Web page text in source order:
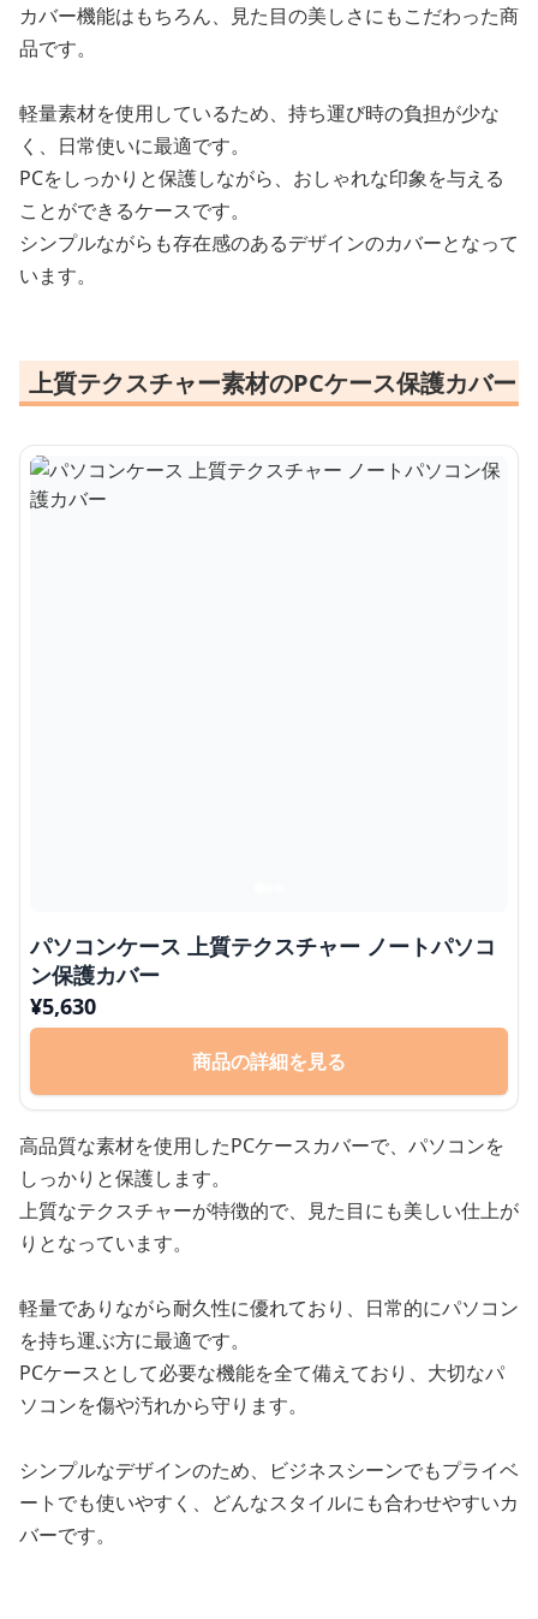
カバー機能はもちろん、見た目の美しさにもこだわった商
品です。
軽量素材を使用しているため、持ち運び時の負担が少な
く、日常使いに最適です。
PCをしっかりと保護しながら、おしゃれな印象を与える
ことができるケースです。
シンプルながらも存在感のあるデザインのカバーとなって
います。
上質テクスチャー素材のPCケース保護カバー
パソコンケース 上質テクスチャー ノートパソコ
ン保護カバー
¥5,630
商品の詳細を見る
高品質な素材を使用したPCケースカバーで、パソコンを
しっかりと保護します。
上質なテクスチャーが特徴的で、見た目にも美しい仕上が
りとなっています。
軽量でありながら耐久性に優れており、日常的にパソコン
を持ち運ぶ方に最適です。
PCケースとして必要な機能を全て備えており、大切なパ
ソコンを傷や汚れから守ります。
シンプルなデザインのため、ビジネスシーンでもプライベ
ートでも使いやすく、どんなスタイルにも合わせやすいカ
バーです。